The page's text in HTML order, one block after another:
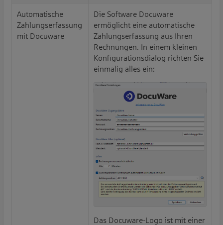
Automatische
Zahlungserfassung
mit Docuware
Die Software Docuware
ermöglicht eine automatische
Zahlungserfassung aus Ihren
Rechnungen. In einem kleinen
Konfigurationsdialog richten Sie
einmalig alles ein:
Das Docuware-Logo ist mit einer